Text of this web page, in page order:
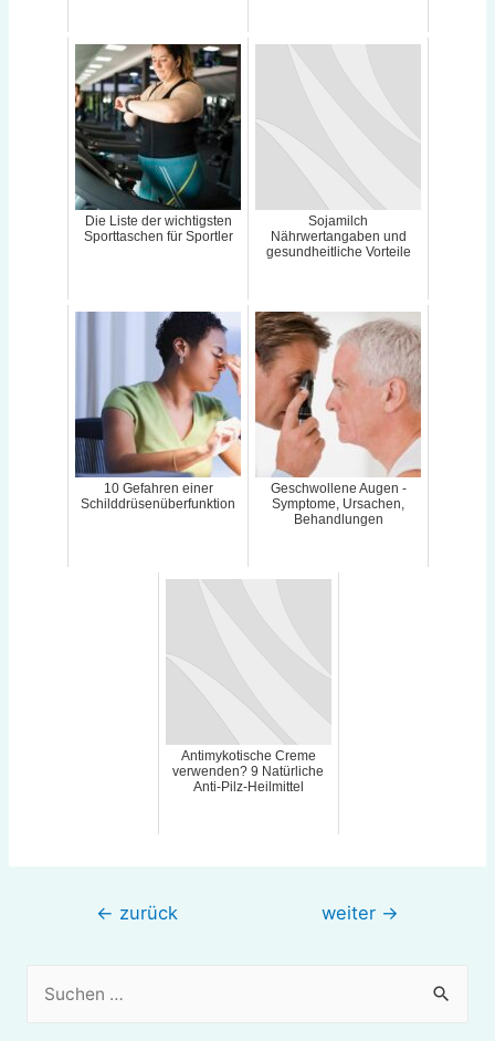
Die Liste der wichtigsten
Sporttaschen für Sportler
Sojamilch
Nährwertangaben und
gesundheitliche Vorteile
10 Gefahren einer
Schilddrüsenüberfunktion
Geschwollene Augen -
Symptome, Ursachen,
Behandlungen
Antimykotische Creme
verwenden? 9 Natürliche
Anti-Pilz-Heilmittel
Beitragsnavigation
← zurück weiter →